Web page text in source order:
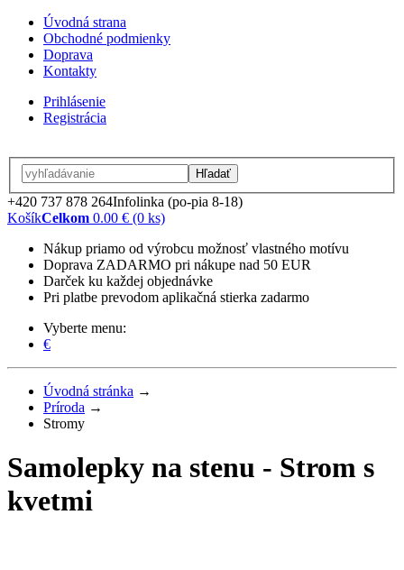
Úvodná strana
Obchodné podmienky
Doprava
Kontakty
Prihlásenie
Registrácia
Hľadať
+420 737 878 264Infolinka (po-pia 8-18)
KošíkCelkom 0.00 € (0 ks)
Nákup priamo od výrobcu možnosť vlastného motívu
Doprava ZADARMO pri nákupe nad 50 EUR
Darček ku každej objednávke
Pri platbe prevodom aplikačná stierka zadarmo
Vyberte menu:
€
Úvodná stránka →
Príroda →
Stromy
Samolepky na stenu - Strom s
kvetmi